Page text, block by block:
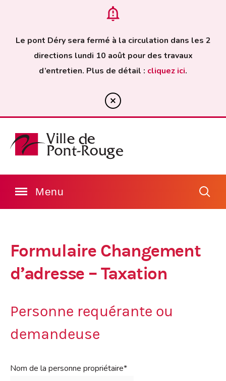
Le pont Déry sera fermé à la circulation dans les 2
directions lundi 10 août pour des travaux
d’entretien. Plus de détail : cliquez ici.
Formulaire Changement
d’adresse – Taxation
Personne requérante ou
demandeuse
Nom de la personne propriétaire*